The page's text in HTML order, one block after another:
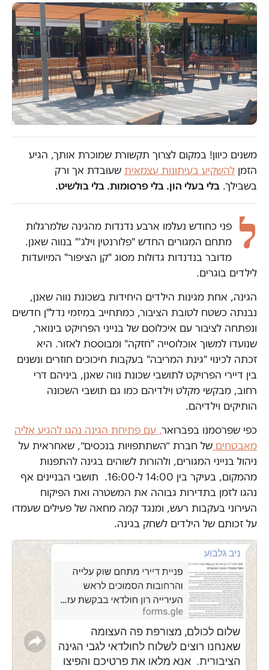
משנים כיוון! במקום לצרוך תקשורת שמוכרת אותך, הגיע
הזמן להשקיע בעיתונות עצמאית שעובדת אך ורק
בשבילך. בלי בעלי הון. בלי פרסומות. בלי בולשיט.
ל פני כחודש נעלמו ארבע נדנדות מהגינה שלמרגלות
מתחם המגורים החדש "פלורנטין וילג'" בנווה שאנן.
מדובר בנדנדות גדולות מסוג "קן הציפור" המיועדות
לילדים בוגרים.
הגינה, אחת מגינות הילדים היחידות בשכונת נווה שאנן,
נבנתה כשטח לטובת הציבור, כמתחייב במיזמי נדל"ן חדשים
ונפתחה לציבור עם איכלוסם של בנייני הפרויקט בינואר,
שנועדו למשוך אוכלוסייה "חזקה" ומבוססת לאזור. היא
זכתה לכינוי "גינת המריבה" בעקבות חיכוכים חוזרים ונשנים
בין דיירי הפרויקט לתושבי שכונת נווה שאנן, ביניהם דרי
רחוב, מבקשי מקלט וילדיהם כמו גם תושבי השכונה
הותיקים וילדיהם.
כפי שפרסמנו בפברואר, עם פתיחת הגינה נהגו להגיע אליה
מאבטחים של חברת ״השתתפויות בנכסים״, שאחראית על
ניהול בנייני המגורים, ולהורות לשוהים בגינה להתפנות
מהמקום, בעיקר בין 14:00 ל-16:00. תושבי הבניינים אף
נהגו לזמן בתדירות גבוהה את המשטרה ואת הפיקוח
העירוני בעקבות רעש, ומנגד קמה מחאה של פעילים שעמדו
על זכותם של הילדים לשחק בגינה.